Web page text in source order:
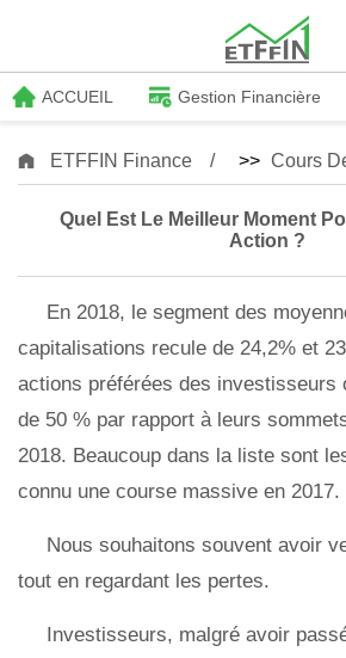
ACCUEIL Gestion Financière
ETFFIN Finance >> Cours
Quel Est Le Meilleur Moment
Action ?
En 2018, le segment des
capitalisations recule de 24,2% et
actions préférées des investisseurs
de 50 % par rapport à leurs
2018. Beaucoup dans la liste sont
connu une course massive en 2017.
Nous souhaitons souvent avoir
tout en regardant les pertes.
Investisseurs, malgré avoir